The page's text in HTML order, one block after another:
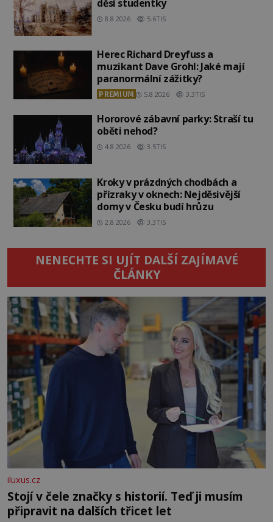
děsí studentky
8.8.2026 5.6TIS
Herec Richard Dreyfuss a
muzikant Dave Grohl: Jaké mají
paranormální zážitky?
PREMIUM 5.8.2026 3.3TIS
Hororové zábavní parky: Straší tu
oběti nehod?
4.8.2026 3.5TIS
Kroky v prázdných chodbách a
přízraky v oknech: Nejděsivější
domy v Česku budí hrůzu
2.8.2026 3.3TIS
NENECHTE SI UJÍT DALŠÍ ZAJÍMAVÉ
ČLÁNKY
iluxus.cz
Stojí v čele značky s historií. Teď ji musím
připravit na dalších třicet let